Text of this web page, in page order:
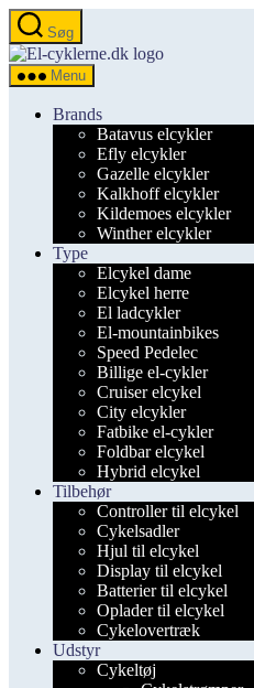
Spring
til
indholdet
Søg
el-
Menu
Brands
Batavus elcykler
Efly elcykler
Gazelle elcykler
Kalkhoff elcykler
Kildemoes elcykler
Winther elcykler
Type
Elcykel dame
Elcykel herre
El ladcykler
El-mountainbikes
Speed Pedelec
Billige el-cykler
Cruiser elcykel
City elcykler
Fatbike el-cykler
Foldbar elcykel
Hybrid elcykel
Tilbehør
Controller til elcykel
Cykelsadler
Hjul til elcykel
Display til elcykel
Batterier til elcykel
Oplader til elcykel
Cykelovertræk
Udstyr
Cykeltøj